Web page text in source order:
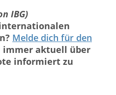
IBG)
Melde dich für den
immer aktuell über
informiert zu